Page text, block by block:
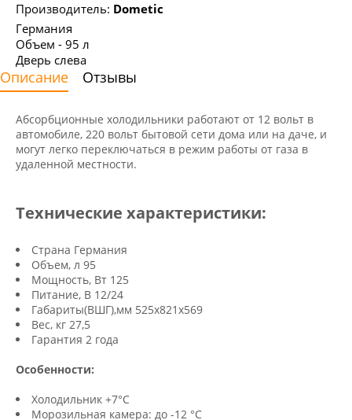
Производитель: Dometic
Германия
Объем - 95 л
Дверь слева
Описание Отзывы
Абсорбционные холодильники работают от 12 вольт в
автомобиле, 220 вольт бытовой сети дома или на даче, и
могут легко переключаться в режим работы от газа в
удаленной местности.
Технические характеристики:
Страна Германия
Объем, л 95
Мощность, Вт 125
Питание, В 12/24
Габариты(ВШГ),мм 525x821х569
Вес, кг 27,5
Гарантия 2 года
Особенности:
Холодильник +7°C
Морозильная камера: до -12 °C